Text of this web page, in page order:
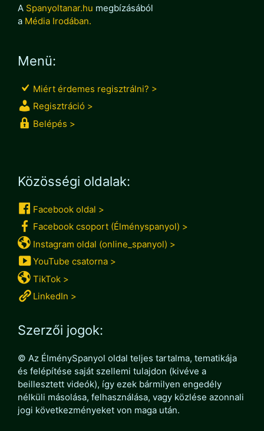
A Spanyoltanar.hu megbízásából
a Média Irodában.
Menü:
Miért érdemes regisztrálni? >
Regisztráció >
Belépés >
Közösségi oldalak:
Facebook oldal >
Facebook csoport (Élményspanyol) >
Instagram oldal (online_spanyol) >
YouTube csatorna >
TikTok >
LinkedIn >
Szerzői jogok:
© Az ÉlménySpanyol oldal teljes tartalma, tematikája
és felépítése saját szellemi tulajdon (kivéve a
beillesztett videók), így ezek bármilyen engedély
nélküli másolása, felhasználása, vagy közlése azonnali
jogi következményeket von maga után.